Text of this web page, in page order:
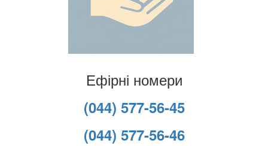
Ефірні номери
(044) 577-56-45
(044) 577-56-46